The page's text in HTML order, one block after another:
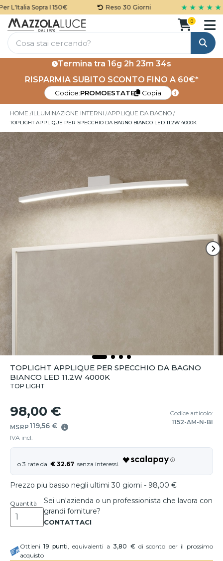
Sopra I 150€ Reso 30 Giorni ★ ★ ★ ★ ★
Cerca
0
Termina tra 16g 2h 23m 34s
RISPARMIA SUBITO SCONTO FINO A 60€*
Codice:PROMOESTATE Copia
HOME ILLUMINAZIONE INTERNI APPLIQUE DA BAGNO
TOPLIGHT APPLIQUE PER SPECCHIO DA BAGNO BIANCO LED 11.2W 4000K
TOPLIGHT APPLIQUE PER SPECCHIO DA BAGNO
BIANCO LED 11.2W 4000K
TOP LIGHT
98,00 €
MSRP119,56 €
IVA incl.
Codice articolo:
1152-AM-N-BI
€ 32.67
Prezzo piu basso negli ultimi 30 giorni - 98,00 €
Quantità
Sei un'azienda o un professionista che lavora con
grandi forniture?
Ottieni19 punti, equivalenti a3,80 €di sconto per il prossimo
acquisto